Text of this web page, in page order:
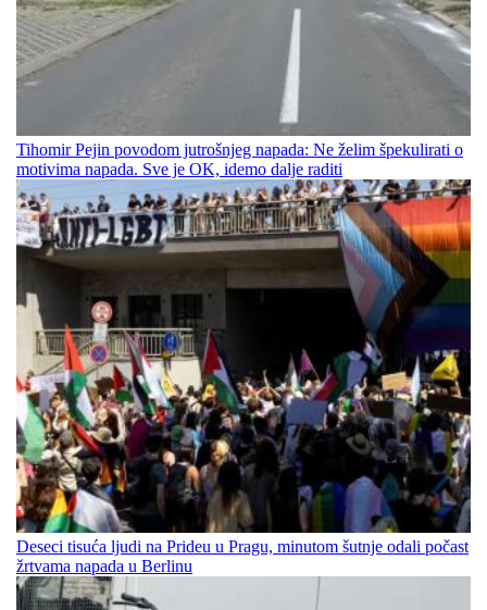
Tihomir Pejin povodom jutrošnjeg napada: Ne želim špekulirati o
motivima napada. Sve je OK, idemo dalje raditi
Deseci tisuća ljudi na Prideu u Pragu, minutom šutnje odali počast
žrtvama napada u Berlinu